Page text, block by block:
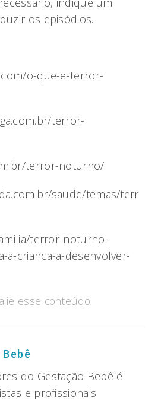
os episódios.
o-que-e-terror-
terror-
terror-noturno/
saude/temas/terr
terror-noturno-
a-crianca-a-desenvolver-
esse conteúdo!
do Gestação Bebê é
e profissionais